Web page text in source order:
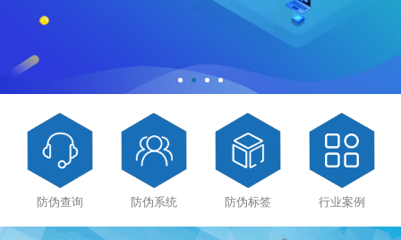
防伪查询 防伪系统 防伪标签 行业案例